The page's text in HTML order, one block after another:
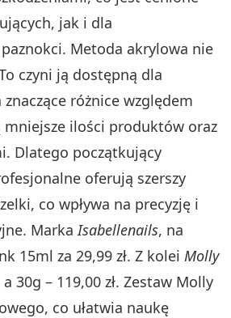
jak i dla
Metoda akrylowa nie
czyni ją dostępną dla
różnice względem
mniejsze ilości produktów oraz
Dlatego początkujący
oferują szerszy
co wpływa na precyzję i
Marka Isabellenails, na
15ml za 29,99 zł. Z kolei Molly
30g – 119,00 zł. Zestaw Molly
co ułatwia naukę